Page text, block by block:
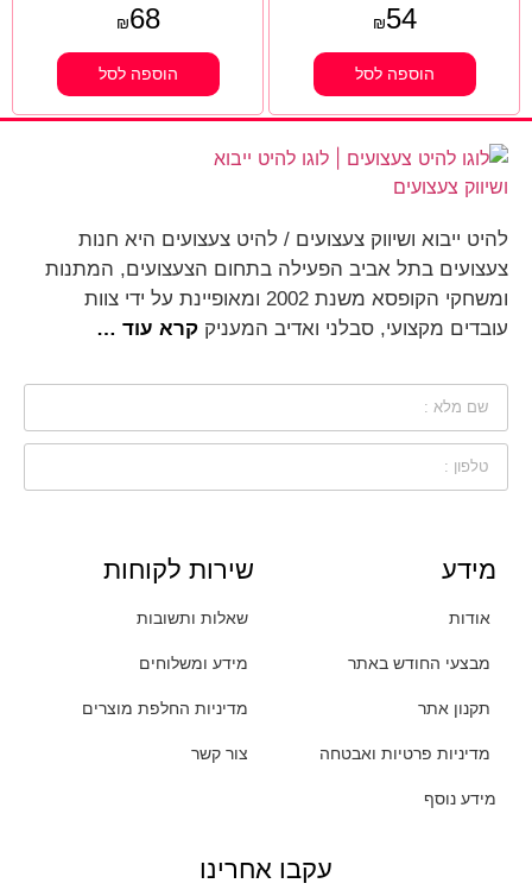
₪54
הוספה לסל
₪68
הוספה לסל
להיט ייבוא ושיווק צעצועים / להיט צעצועים היא חנות
צעצועים בתל אביב הפעילה בתחום הצעצועים, המתנות
ומשחקי הקופסא משנת 2002 ומאופיינת על ידי צוות
עובדים מקצועי, סבלני ואדיב המעניק קרא עוד …
מידע
אודות
מבצעי החודש באתר
תקנון אתר
מדיניות פרטיות ואבטחה
מידע נוסף
שירות לקוחות
שאלות ותשובות
מידע ומשלוחים
מדיניות החלפת מוצרים
צור קשר
עקבו אחרינו